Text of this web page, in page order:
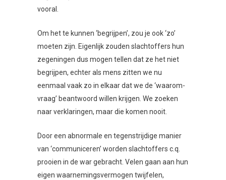
vooral.
Om het te kunnen ‘begrijpen’, zou je ook ‘zo’
moeten zijn. Eigenlijk zouden slachtoffers hun
zegeningen dus mogen tellen dat ze het niet
begrijpen, echter als mens zitten we nu
eenmaal vaak zo in elkaar dat we de ‘waarom-
vraag’ beantwoord willen krijgen. We zoeken
naar verklaringen, maar die komen nooit.
Door een abnormale en tegenstrijdige manier
van ‘communiceren’ worden slachtoffers c.q.
prooien in de war gebracht. Velen gaan aan hun
eigen waarnemingsvermogen twijfelen,